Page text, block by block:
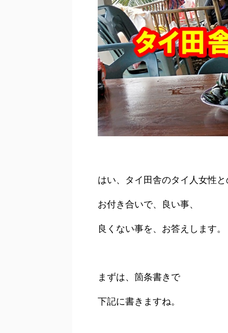
はい、タイ田舎のタイ人女性と
お付き合いで、良い事、
良くない事を、お答えします。
まずは、箇条書きで
下記に書きますね。